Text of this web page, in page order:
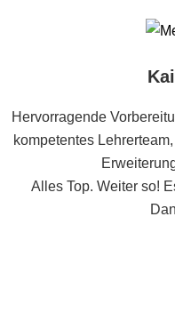
Hervorragende
kompetentes
Alles Top. Weiter so!